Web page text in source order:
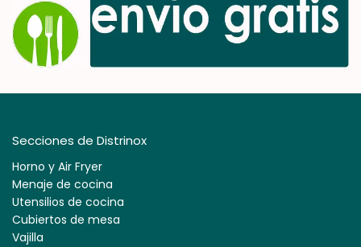
Secciones de Distrinox
Horno y Air Fryer
Menaje de cocina
Utensilios de cocina
Cubiertos de mesa
Vajilla